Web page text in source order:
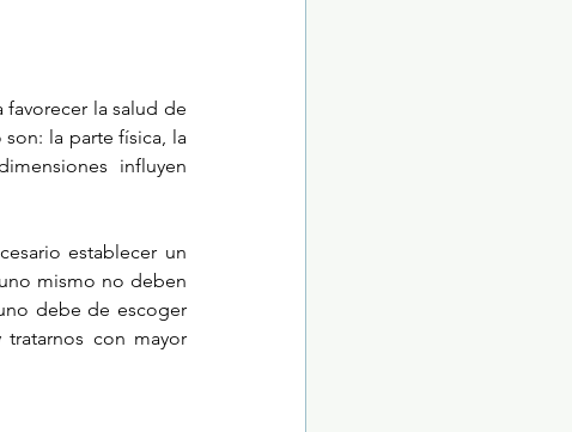
la salud de
la parte física, la
influyen
establecer un
mismo no deben
debe de escoger
con mayor